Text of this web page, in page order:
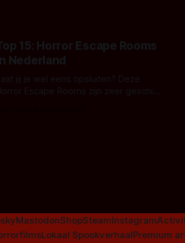
15: Horror Escape Rooms
Nederland
jij je wel eens opsluiten? Deze
Escape Rooms zijn zeer geschikt
MastodonShopSteamInstagram
Lokaal SpookverhaalPremium